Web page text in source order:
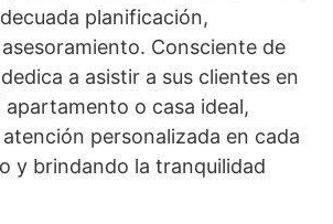
planificación,
Consciente de
a asistir a sus clientes en
apartamento o casa ideal,
personalizada en cada
y brindando la tranquilidad